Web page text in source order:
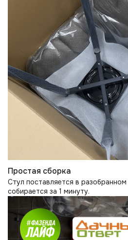
Простая сборка
Стул поставляется в разобранном
собирается за 1 минуту.